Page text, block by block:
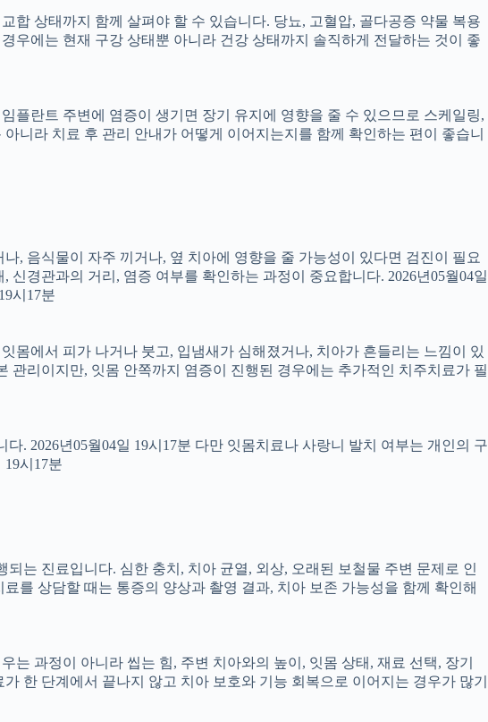
합 상태까지 함께 살펴야 할 수 있습니다. 당뇨, 고혈압, 골다공증 약물 복용
우에는 현재 구강 상태뿐 아니라 건강 상태까지 솔직하게 전달하는 것이 좋
플란트 주변에 염증이 생기면 장기 유지에 영향을 줄 수 있으므로 스케일링,
니라 치료 후 관리 안내가 어떻게 이어지는지를 함께 확인하는 편이 좋습니
, 음식물이 자주 끼거나, 옆 치아에 영향을 줄 가능성이 있다면 검진이 필요
경관과의 거리, 염증 여부를 확인하는 과정이 중요합니다. 2026년05월04일
시17분
몸에서 피가 나거나 붓고, 입냄새가 심해졌거나, 치아가 흔들리는 느낌이 있
관리이지만, 잇몸 안쪽까지 염증이 진행된 경우에는 추가적인 치주치료가 필
다. 2026년05월04일 19시17분 다만 잇몸치료나 사랑니 발치 여부는 개인의 구
시17분
는 진료입니다. 심한 충치, 치아 균열, 외상, 오래된 보철물 주변 문제로 인
를 상담할 때는 통증의 양상과 촬영 결과, 치아 보존 가능성을 함께 확인해
과정이 아니라 씹는 힘, 주변 치아와의 높이, 잇몸 상태, 재료 선택, 장기
한 단계에서 끝나지 않고 치아 보호와 기능 회복으로 이어지는 경우가 많기